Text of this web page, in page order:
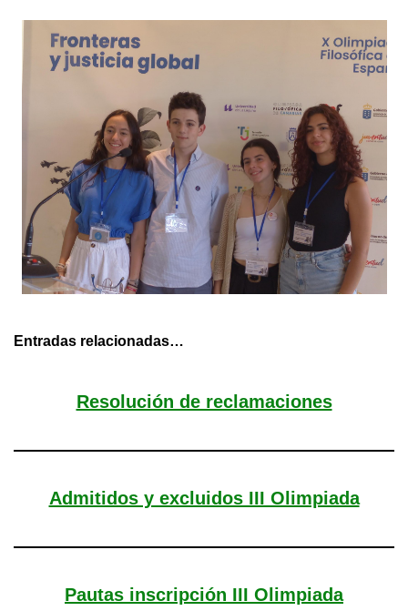
Entradas relacionadas…
Resolución de reclamaciones
Admitidos y excluidos III Olimpiada
Pautas inscripción III Olimpiada